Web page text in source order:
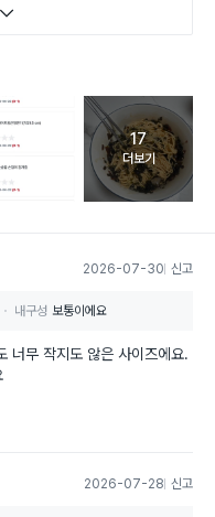
고객 리뷰
17
더보기
2026-07-30 신고
내구성 보통이에요
너무 작지도 않은 사이즈에요.
2026-07-28 신고